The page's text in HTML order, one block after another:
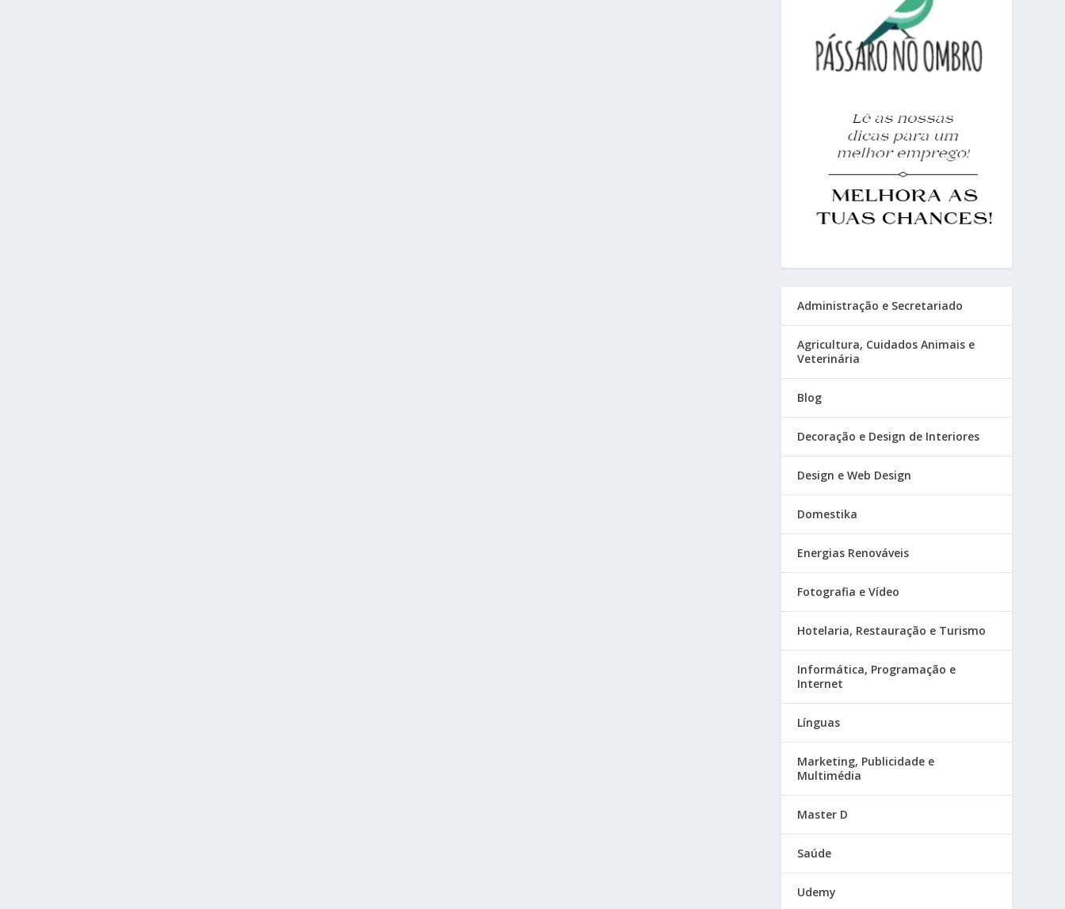
Administração e Secretariado
Agricultura, Cuidados Animais e
Veterinária
Blog
Decoração e Design de Interiores
Design e Web Design
Domestika
Energias Renováveis
Fotografia e Vídeo
Hotelaria, Restauração e Turismo
Informática, Programação e
Internet
Línguas
Marketing, Publicidade e
Multimédia
Master D
Saúde
Udemy